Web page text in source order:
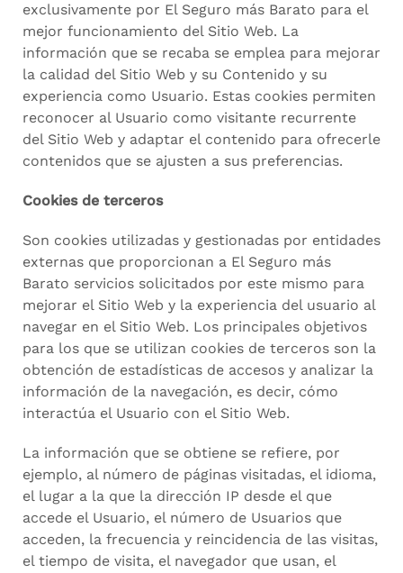
exclusivamente por El Seguro más Barato para el
mejor funcionamiento del Sitio Web. La
información que se recaba se emplea para mejorar
la calidad del Sitio Web y su Contenido y su
experiencia como Usuario. Estas cookies permiten
reconocer al Usuario como visitante recurrente
del Sitio Web y adaptar el contenido para ofrecerle
contenidos que se ajusten a sus preferencias.
Cookies de terceros
Son cookies utilizadas y gestionadas por entidades
externas que proporcionan a El Seguro más
Barato servicios solicitados por este mismo para
mejorar el Sitio Web y la experiencia del usuario al
navegar en el Sitio Web. Los principales objetivos
para los que se utilizan cookies de terceros son la
obtención de estadísticas de accesos y analizar la
información de la navegación, es decir, cómo
interactúa el Usuario con el Sitio Web.
La información que se obtiene se refiere, por
ejemplo, al número de páginas visitadas, el idioma,
el lugar a la que la dirección IP desde el que
accede el Usuario, el número de Usuarios que
acceden, la frecuencia y reincidencia de las visitas,
el tiempo de visita, el navegador que usan, el